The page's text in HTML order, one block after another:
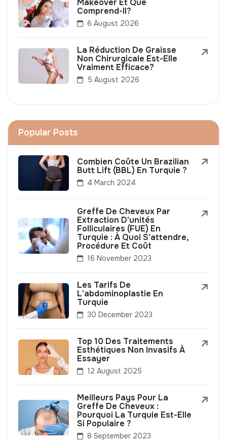
Makeover Et Que
Comprend-Il?
6 August 2026
La Réduction De Graisse
Non Chirurgicale Est-Elle
Vraiment Efficace?
5 August 2026
Popular Posts
Combien Coûte Un Brazilian
Butt Lift (BBL) En Turquie ?
4 March 2024
Greffe De Cheveux Par
Extraction D'unités
Folliculaires (FUE) En
Turquie : À Quoi S'attendre,
Procédure Et Coût
16 November 2023
Les Tarifs De
L'abdominoplastie En
Turquie
30 December 2023
Top 10 Des Traitements
Esthétiques Non Invasifs À
Essayer
12 August 2025
Meilleurs Pays Pour La
Greffe De Cheveux :
Pourquoi La Turquie Est-Elle
Si Populaire ?
8 September 2023